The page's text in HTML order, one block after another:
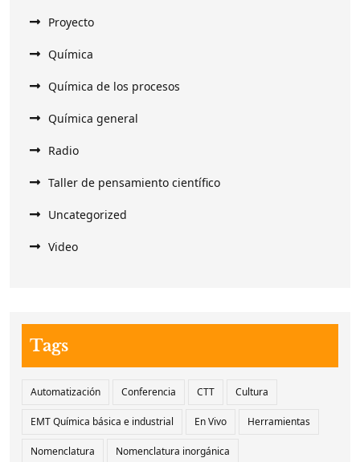
Proyecto
Química
Química de los procesos
Química general
Radio
Taller de pensamiento científico
Uncategorized
Video
Tags
Automatización Conferencia CTT Cultura
EMT Química básica e industrial En Vivo Herramientas
Nomenclatura Nomenclatura inorgánica